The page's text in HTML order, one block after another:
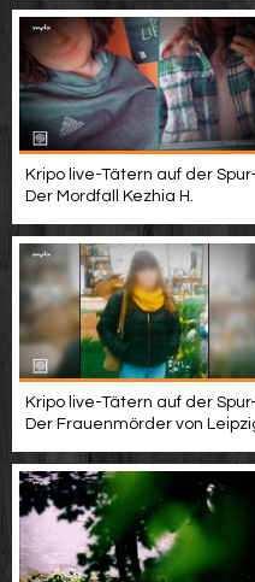
Kripo live-Tätern auf der Spur-
Der Mordfall Kezhia H.
Kripo live-Tätern auf der Spur-
Der Frauenmörder von